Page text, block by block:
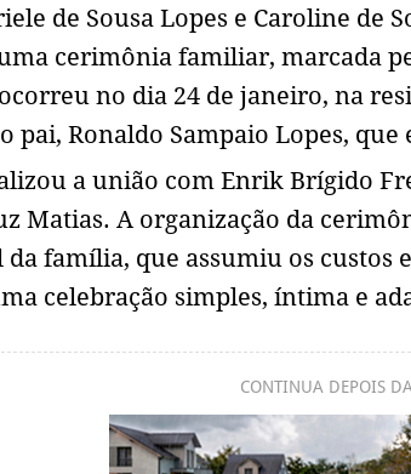
de Sousa Lopes e Caroline de
cerimônia familiar, marcada
no dia 24 de janeiro, na
pai, Ronaldo Sampaio Lopes,
a união com Enrik Brígido
Matias. A organização da
família, que assumiu os custos
celebração simples, íntima e
CONTINUA DEPOIS